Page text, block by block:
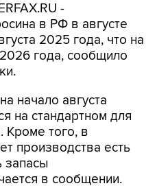
-
в РФ в августе
2025 года, что на
года, сообщило
начало августа
на стандартном для
Кроме того, в
производства есть
запасы
в сообщении.